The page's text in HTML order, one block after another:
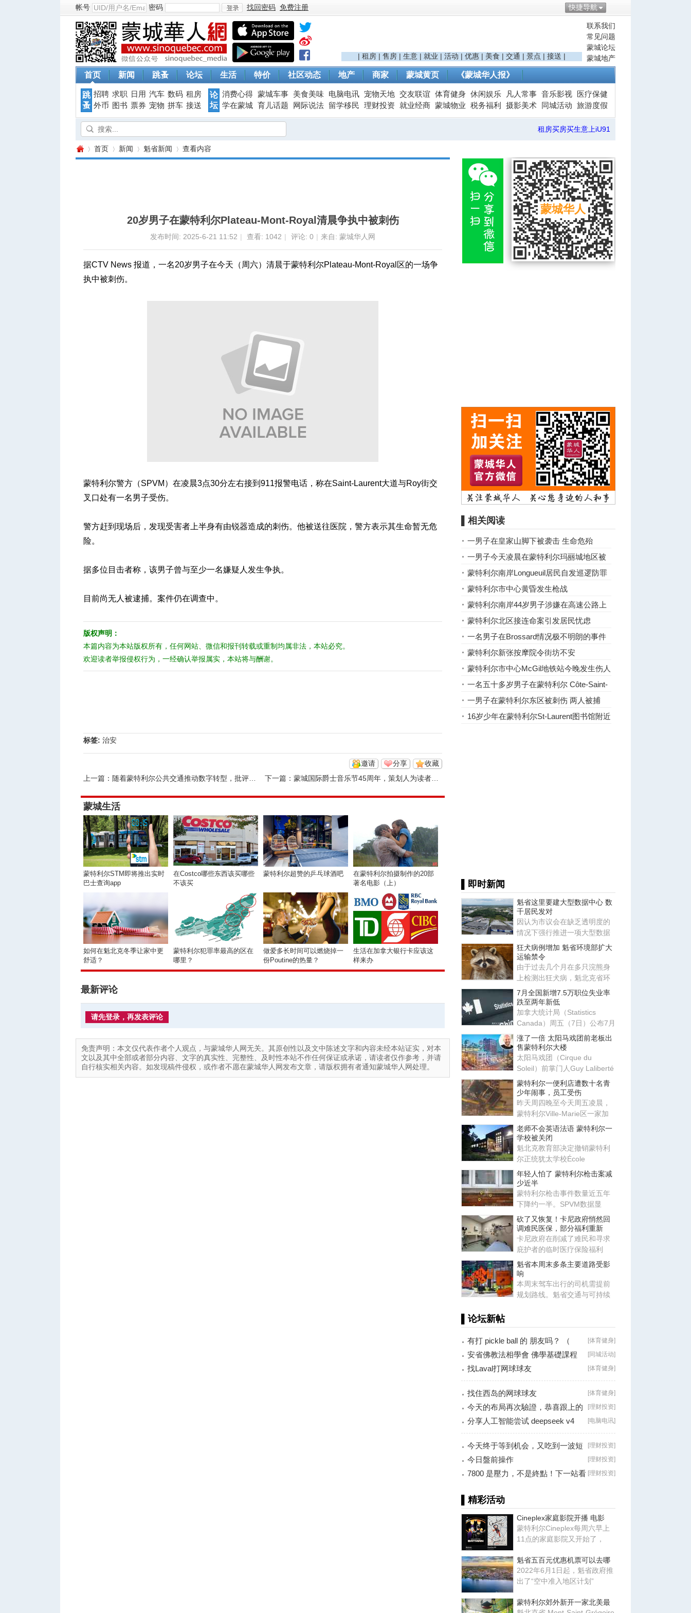
快捷导航
帐号 密码
登
录
找回密码 免费注册
联系我们
常见问题
蒙城论坛
蒙城地产
| 租房 | 售房 | 生意 | 就业 | 活动 | 优惠 | 美食 | 交通 | 景点 | 接送 |
首页 新闻 跳蚤 论坛 生活 特价 社区动态 地产 商家 蒙城黄页 《蒙城华人报》
跳
蚤
招聘 求职 日用 汽车 数码 租房
外币
图书 票券 宠物 拼车 接送
论
坛
消费心得 蒙城车事 美食美味 电脑电讯 宠物天地 交友联谊 体育健身 休闲娱乐 凡人常事 音乐影视
医疗保健
学在蒙城 育儿话题 网际说法 留学移民 理财投资 就业经商 蒙城物业 税务福利 摄影美术 同城活动 旅游度假
租房买房买生意上iU91
首页 新闻 魁省新闻 查看内容
20岁男子在蒙特利尔Plateau-Mont-Royal清晨争执中被刺伤
发布时间: 2025-6-21 11:52 | 查看: 1042 | 评论: 0 | 来自: 蒙城华人网
据CTV News 报道，一名20岁男子在今天（周六）清晨于蒙特利尔Plateau-Mont-Royal区的一场争
执中被刺伤。
蒙特利尔警方（SPVM）在凌晨3点30分左右接到911报警电话，称在Saint-Laurent大道与Roy街交
叉口处有一名男子受伤。
警方赶到现场后，发现受害者上半身有由锐器造成的刺伤。他被送往医院，警方表示其生命暂无危
险。
据多位目击者称，该男子曾与至少一名嫌疑人发生争执。
目前尚无人被逮捕。案件仍在调查中。
版权声明：
本篇内容为本站版权所有，任何网站、微信和报刊转载或重制均属非法，本站必究。
欢迎读者举报侵权行为，一经确认举报属实，本站将与酬谢。
标签: 治安
收藏
分享
邀请
上一篇： 随着蒙特利尔公共交通推动数字转型，批评者呼吁优先改善服务而非技术 ... 下一篇： 蒙城国际爵士音乐节45周年，策划人为读者的特别推荐
蒙城生活
蒙特利尔STM即将推出实时
巴士查询app
在Costco哪些东西该买哪些
不该买
蒙特利尔超赞的乒乓球酒吧
在蒙特利尔拍摄制作的20部
著名电影（上）
如何在魁北克冬季让家中更
舒适？
蒙特利尔犯罪率最高的区在
哪里？
做爱多长时间可以燃烧掉一
份Poutine的热量？
生活在加拿大银行卡应该这
样来办
最新评论
请先登录，再发表评论
免责声明：本文仅代表作者个人观点，与蒙城华人网无关。其原创性以及文中陈述文字和内容未经本站证实，对本
文以及其中全部或者部分内容、文字的真实性、完整性、及时性本站不作任何保证或承诺，请读者仅作参考，并请
自行核实相关内容。如发现稿件侵权，或作者不愿在蒙城华人网发布文章，请版权拥有者通知蒙城华人网处理。
▌相关阅读
一男子在皇家山脚下被袭击 生命危殆
一男子今天凌晨在蒙特利尔玛丽城地区被
捅
蒙特利尔南岸Longueuil居民自发巡逻防罪
犯
蒙特利尔市中心黄昏发生枪战
蒙特利尔南岸44岁男子涉嫌在高速公路上
枪指他人被捕
蒙特利尔北区接连命案引发居民忧虑
一名男子在Brossard情况极不明朗的事件
中严重受伤
蒙特利尔新张按摩院令街坊不安
蒙特利尔市中心McGil地铁站今晚发生伤人
事件
一名五十多岁男子在蒙特利尔 Côte-Saint-
Luc遭刺伤
一男子在蒙特利尔东区被刺伤 两人被捕
16岁少年在蒙特利尔St-Laurent图书馆附近
▌即时新闻
魁省这里要建大型数据中心 数
千居民发对
因认为市议会在缺乏透明度的
情况下强行推进一项大型数据
中心项目，魁北克省
Sherbrook
狂犬病例增加 魁省环境部扩大
运输禁令
由于过去几个月在多只浣熊身
上检测出狂犬病，魁北克省环
境部正在扩大野生动物运输禁
令
7月全国新增7.5万职位失业率
跌至两年新低
加拿大统计局（Statistics
Canada）周五（7日）公布7月
劳动力调查结果，新增就业职
位
涨了一倍 太阳马戏团前老板出
售蒙特利尔大楼
太阳马戏团（Cirque du
Soleil）前掌门人Guy Laliberté
近日将位于蒙特利尔市中心的
Ma
蒙特利尔一便利店遭数十名青
少年闹事，员工受伤
昨天周四晚至今天周五凌晨，
蒙特利尔Ville-Marie区一家加
油站发生骚乱，数十名青少年
老师不会英语法语 蒙特利尔一
学校被关闭
魁北克教育部决定撤销蒙特利
尔正统犹太学校École
communautaire Belz三个校区
的办学
年轻人怕了 蒙特利尔枪击案减
少近半
蒙特利尔枪击事件数量近五年
下降约一半。SPVM数据显
示，2025年全市发生76起枪击
事件，
砍了又恢复！卡尼政府悄然回
调难民医保，部分福利重新
卡尼政府在削减了难民和寻求
庇护者的临时医疗保险福利
后，近期又悄然恢复了部分福
利项
魁省本周末多条主要道路受影
响
本周末驾车出行的司机需提前
规划路线。魁省交通与可持续
▌论坛新帖
[体育健身]
有打 pickle ball 的 朋友吗？ （
Brossard
[同城活动]
安省佛教法相學會 佛學基礎課程
（第二十八
[体育健身]
找Laval打网球球友
[体育健身]
找住西岛的网球球友
[理财投资]
今天的布局再次驗證，恭喜跟上的
朋友！
[电脑电讯]
分享人工智能尝试 deepseek v4
falsh, 据说
[理财投资]
今天终于等到机会，又吃到一波短
线利润！
[理财投资]
今日盤前操作
[理财投资]
7800 是壓力，不是終點！下一站看
▌精彩活动
Cineplex家庭影院开播 电影
蒙特利尔Cineplex每周六早上
11点的家庭影院又开始了，
魁省五百元优惠机票可以去哪
2022年6月1日起，魁省政府推
出了“空中准入地区计划”
蒙特利尔郊外新开一家北美最